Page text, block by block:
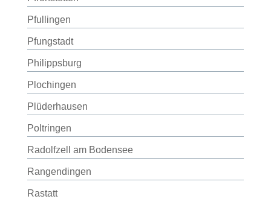
Pfullingen
Pfungstadt
Philippsburg
Plochingen
Plüderhausen
Poltringen
Radolfzell am Bodensee
Rangendingen
Rastatt